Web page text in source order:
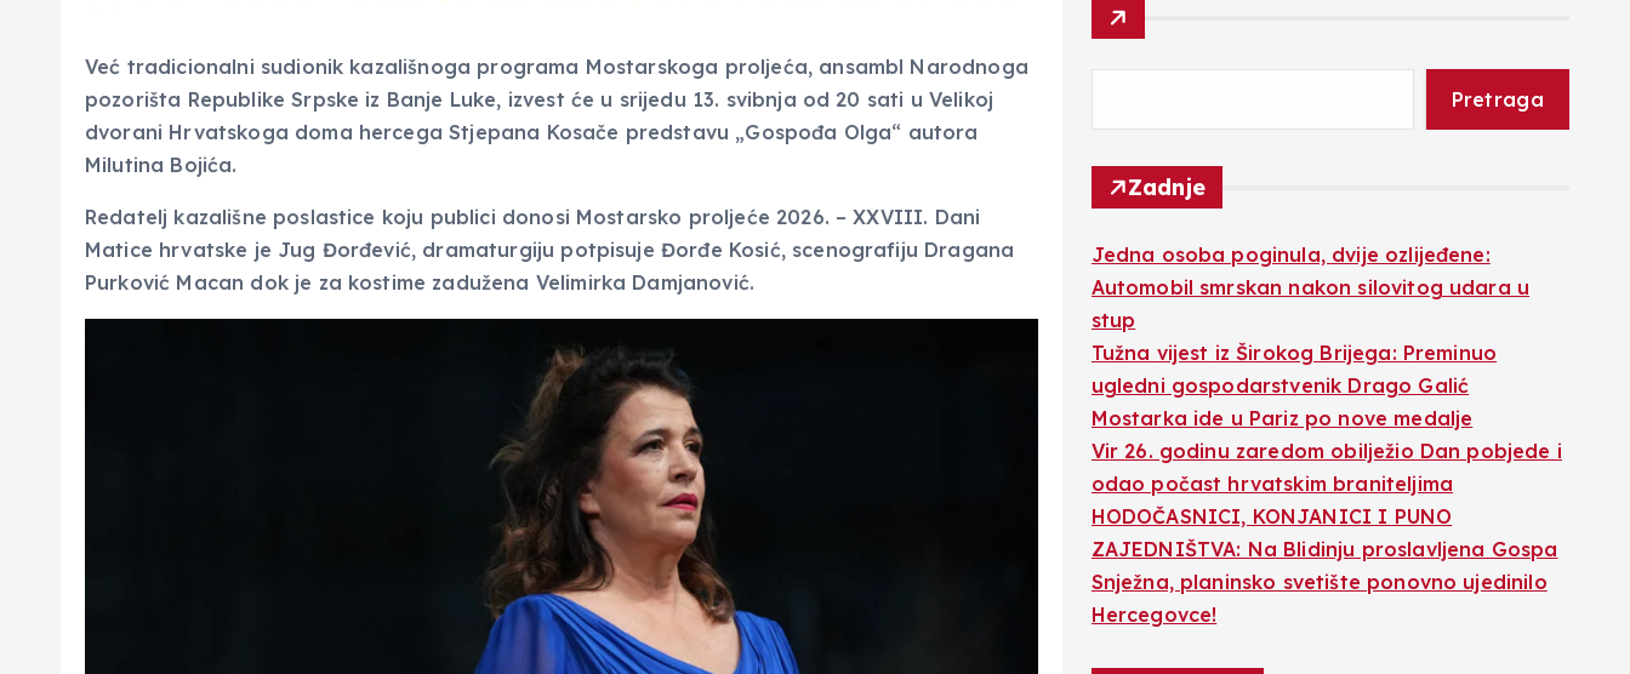
Već tradicionalni sudionik kazališnoga programa Mostarskoga proljeća, ansambl Narodnoga
pozorišta Republike Srpske iz Banje Luke, izvest će u srijedu 13. svibnja od 20 sati u Velikoj
dvorani Hrvatskoga doma hercega Stjepana Kosače predstavu „Gospođa Olga“ autora
Milutina Bojića.
Redatelj kazališne poslastice koju publici donosi Mostarsko proljeće 2026. – XXVIII. Dani
Matice hrvatske je Jug Đorđević, dramaturgiju potpisuje Đorđe Kosić, scenografiju Dragana
Purković Macan dok je za kostime zadužena Velimirka Damjanović.
Pretraga
Zadnje
Jedna osoba poginula, dvije ozlijeđene:
Automobil smrskan nakon silovitog udara u
stup
Tužna vijest iz Širokog Brijega: Preminuo
ugledni gospodarstvenik Drago Galić
Mostarka ide u Pariz po nove medalje
Vir 26. godinu zaredom obilježio Dan pobjede i
odao počast hrvatskim braniteljima
HODOČASNICI, KONJANICI I PUNO
ZAJEDNIŠTVA: Na Blidinju proslavljena Gospa
Snježna, planinsko svetište ponovno ujedinilo
Hercegovce!